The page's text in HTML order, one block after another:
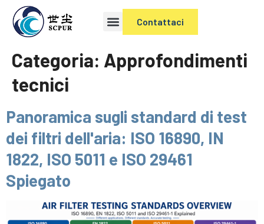
Contattaci
Categoria: Approfondimenti
tecnici
Panoramica sugli standard di test
dei filtri dell'aria: ISO 16890, IN
1822, ISO 5011 e ISO 29461
Spiegato